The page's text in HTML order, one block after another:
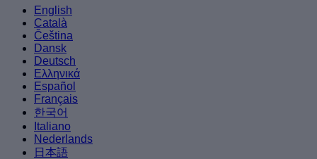
English
Català
Čeština
Dansk
Deutsch
Ελληνικά
Español
Français
한국어
Italiano
Nederlands
日本語